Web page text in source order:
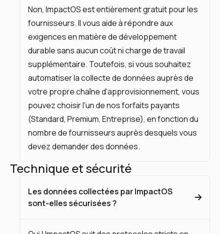
Non, ImpactOS est entièrement gratuit pour les
fournisseurs. Il vous aide à répondre aux
exigences en matière de développement
durable sans aucun coût ni charge de travail
supplémentaire. Toutefois, si vous souhaitez
automatiser la collecte de données auprès de
votre propre chaîne d'approvisionnement, vous
pouvez choisir l'un de nos forfaits payants
(Standard, Premium, Entreprise), en fonction du
nombre de fournisseurs auprès desquels vous
devez demander des données.
Technique et sécurité
Les données collectées par ImpactOS
sont-elles sécurisées ?